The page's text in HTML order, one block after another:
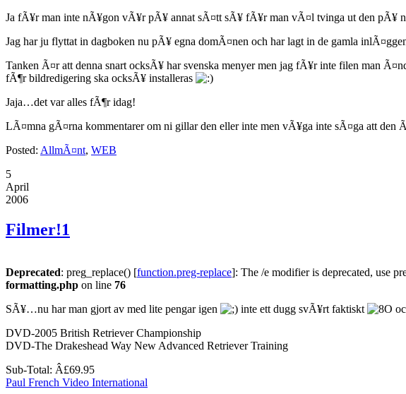
Ja fÃ¥r man inte nÃ¥gon vÃ¥r pÃ¥ annat sÃ¤tt sÃ¥ fÃ¥r man vÃ¤l tvinga ut den pÃ¥
Jag har ju flyttat in dagboken nu pÃ¥ egna domÃ¤nen och har lagt in de gamla
Tanken Ã¤r att denna snart ocksÃ¥ har svenska menyer men jag fÃ¥r inte filen man
fÃ¶r bildredigering ska ocksÃ¥ installeras
Jaja…det var alles fÃ¶r idag!
LÃ¤mna gÃ¤rna kommentarer om ni gillar den eller inte men vÃ¥ga inte sÃ¤ga att den
Posted: AllmÃ¤nt, WEB
5
April
2006
Filmer!1
Deprecated: preg_replace() [function.preg-replace]: The /e modifier is deprecated, use
formatting.php on line 76
SÃ¥…nu har man gjort av med lite pengar igen
inte ett dugg svÃ¥rt faktiskt
DVD-2005 British Retriever Championship
DVD-The Drakeshead Way New Advanced Retriever Training
Sub-Total: Â£69.95
Paul French Video International